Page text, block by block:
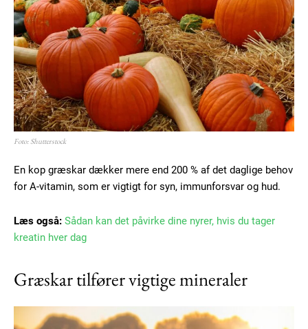
Foto: Shutterstock
En kop græskar dækker mere end 200 % af det daglige behov
for A-vitamin, som er vigtigt for syn, immunforsvar og hud.
Læs også: Sådan kan det påvirke dine nyrer, hvis du tager
kreatin hver dag
Græskar tilfører vigtige mineraler